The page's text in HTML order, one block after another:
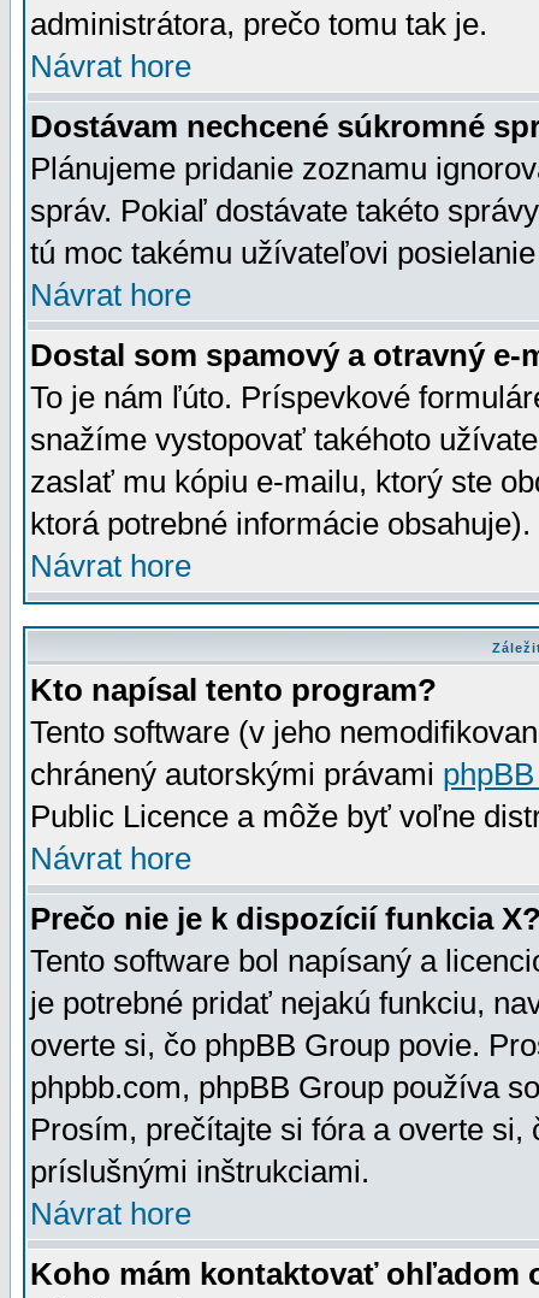
administrátora, prečo tomu tak je.
Návrat hore
Dostávam nechcené súkromné
Plánujeme pridanie zoznamu
správ. Pokiaľ dostávate takéto
tú moc takému užívateľovi
Návrat hore
Dostal som spamový a otravný e-
To je nám ľúto. Príspevkové
snažíme vystopovať takéhoto
zaslať mu kópiu e-mailu, ktorý ste
ktorá potrebné informácie
Návrat hore
Kto napísal tento program?
Tento software (v jeho
chránený autorskými právami
Public Licence a môže byť voľne
Návrat hore
Prečo nie je k dispozícií funkcia
Tento software bol napísaný a
je potrebné pridať nejakú funkciu,
overte si, čo phpBB Group povie.
phpbb.com, phpBB Group používa
Prosím, prečítajte si fóra a overte
príslušnými inštrukciami.
Návrat hore
Koho mám kontaktovať ohľadom